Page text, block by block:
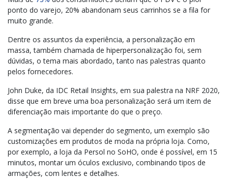
ponto do varejo, 20% abandonam seus carrinhos se a fila for
muito grande.
Dentre os assuntos da experiência, a personalização em
massa, também chamada de hiperpersonalização foi, sem
dúvidas, o tema mais abordado, tanto nas palestras quanto
pelos fornecedores.
John Duke, da IDC Retail Insights, em sua palestra na NRF 2020,
disse que em breve uma boa personalização será um item de
diferenciação mais importante do que o preço.
A segmentação vai depender do segmento, um exemplo são
customizações em produtos de moda na própria loja. Como,
por exemplo, a loja da Persol no SoHO, onde é possível, em 15
minutos, montar um óculos exclusivo, combinando tipos de
armações, com lentes e detalhes.